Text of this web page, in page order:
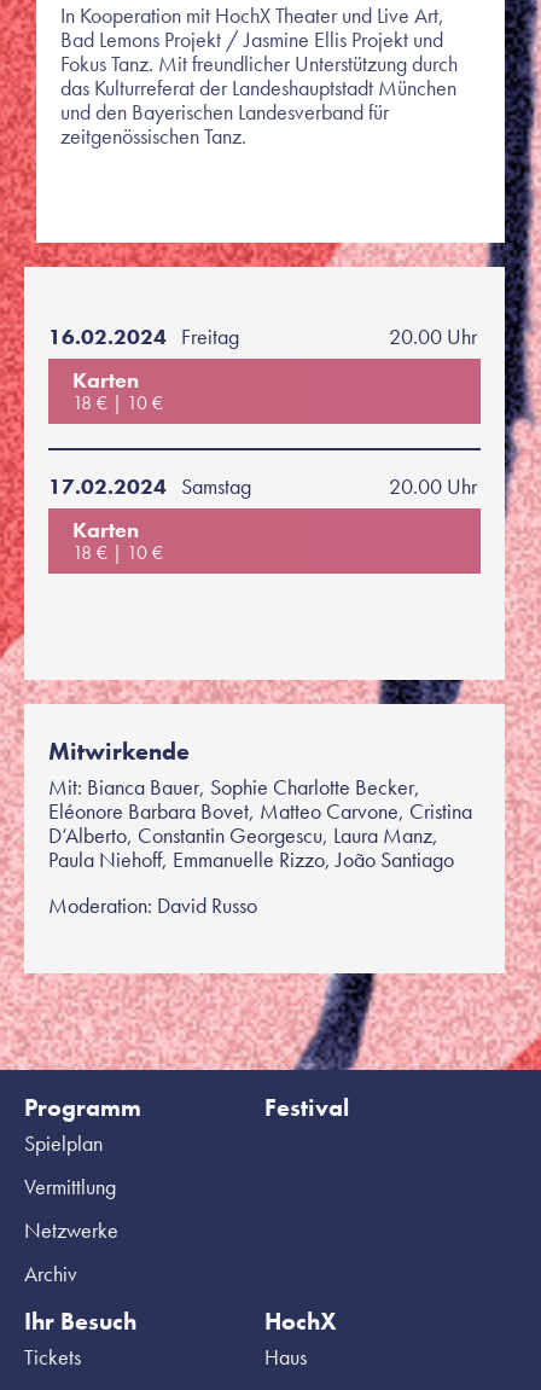
In Kooperation mit HochX Theater und Live Art,
Bad Lemons Projekt / Jasmine Ellis Projekt und
Fokus Tanz. Mit freundlicher Unterstützung durch
das Kulturreferat der Landeshauptstadt München
und den Bayerischen Landesverband für
zeitgenössischen Tanz.
16.02.2024 Freitag
20.00 Uhr
Karten
18 € 10 €
17.02.2024 Samstag
20.00 Uhr
Karten
18 € 10 €
Mitwirkende
Mit: Bianca Bauer, Sophie Charlotte Becker,
Eléonore Barbara Bovet, Matteo Carvone, Cristina
D’Alberto, Constantin Georgescu, Laura Manz,
Paula Niehoff, Emmanuelle Rizzo, João Santiago
Moderation: David Russo
Programm
Spielplan
Vermittlung
Netzwerke
Archiv
Festival
Ihr Besuch
Tickets
HochX
Haus